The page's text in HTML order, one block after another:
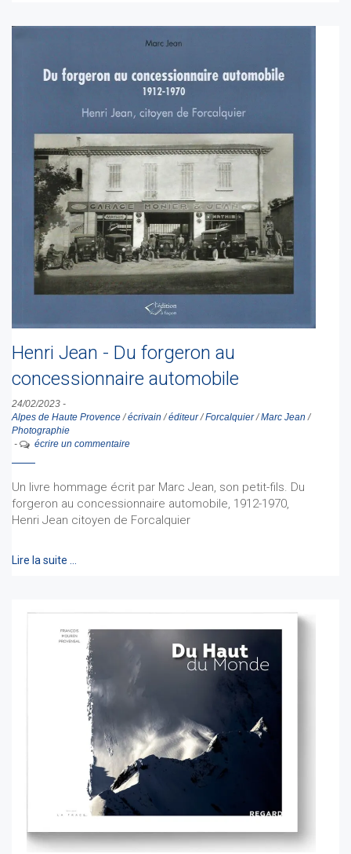
Henri Jean - Du forgeron au
concessionnaire automobile
24/02/2023 -
Alpes de Haute Provence/écrivain /éditeur/Forcalquier/Marc Jean /
Photographie
-
écrire un commentaire
Un livre hommage écrit par Marc Jean, son petit-fils. Du
forgeron au concessionnaire automobile, 1912-1970,
Henri Jean citoyen de Forcalquier
Lire la suite …